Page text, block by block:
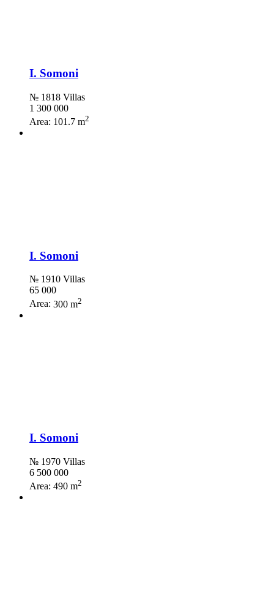
I. Somoni
№ 1818 Villas
1 300 000
Area: 101.7 m2
I. Somoni
№ 1910 Villas
65 000
Area: 300 m2
I. Somoni
№ 1970 Villas
6 500 000
Area: 490 m2